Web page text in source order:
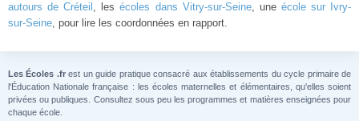
autours de Créteil , lesécoles dans Vitry-sur-Seine, une école sur Ivry-
sur-Seine, pour lire les coordonnées en rapport.
Les Écoles .frest un guide pratique consacré aux établissements du cycle primaire de
l'Éducation Nationale française : les écoles maternelles et élémentaires, qu'elles soient
privées ou publiques. Consultez sous peu les programmes et matières enseignées pour
chaque école.